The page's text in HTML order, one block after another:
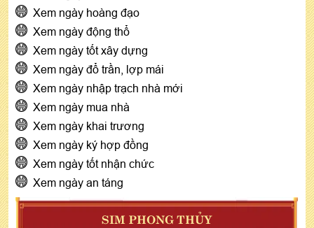
Xem ngày hoàng đạo
Xem ngày động thổ
Xem ngày tốt xây dựng
Xem ngày đổ trần, lợp mái
Xem ngày nhập trạch nhà mới
Xem ngày mua nhà
Xem ngày khai trương
Xem ngày ký hợp đồng
Xem ngày tốt nhận chức
Xem ngày an táng
SIM PHONG THỦY